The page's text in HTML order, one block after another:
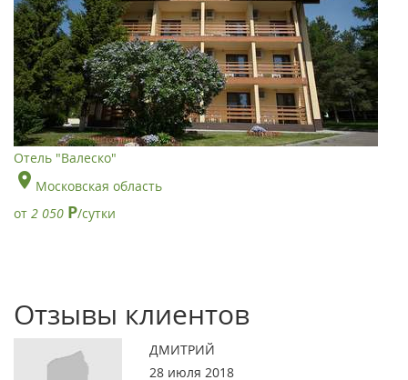
Отель "Валеско"
Московская область
от 2 050 Р/сутки
Отзывы клиентов
ДМИТРИЙ
28 июля 2018